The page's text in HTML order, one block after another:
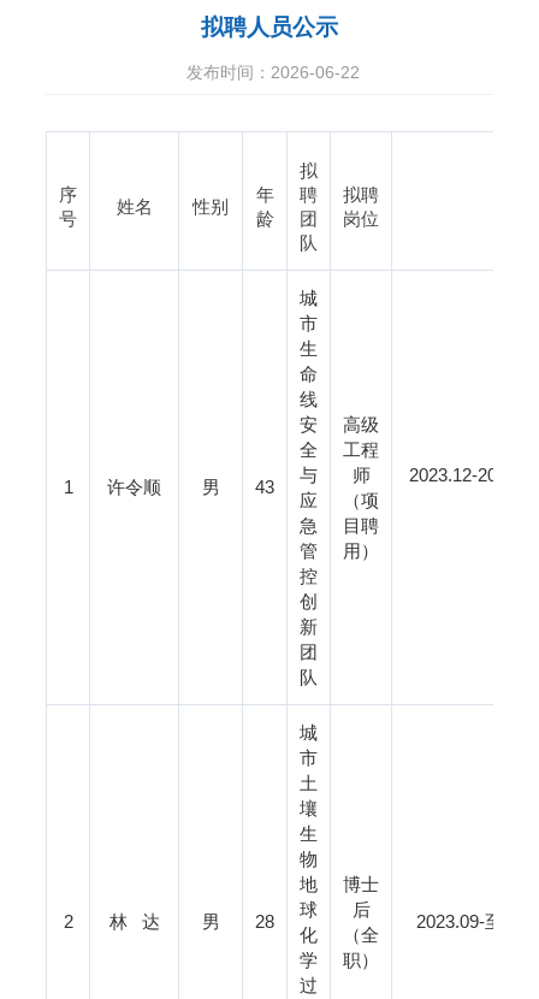
拟聘人员公示
发布时间：2026-06-22
序
号
姓名 性别
年
龄
拟
聘
团
队
拟聘
岗位
1 许令顺 男 43
城
市
生
命
线
安
全
与
应
急
管
控
创
新
团
队
高级
工程
师
（项
目聘
用）
2023.12-
2 林 达 男 28
城
市
土
壤
生
物
地
球
化
学
过
博士
后
（全
职）
2023.09-至今